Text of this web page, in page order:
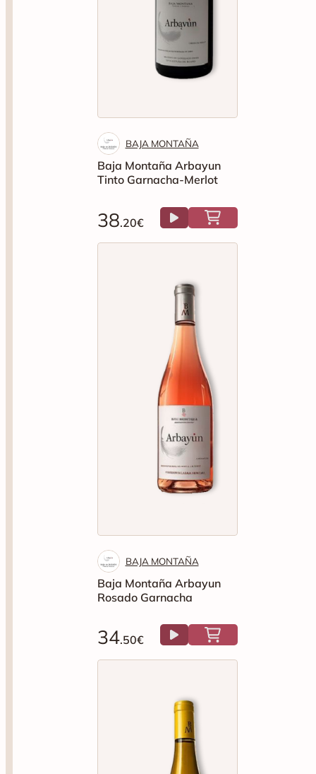
BAJA MONTAÑA
Baja Montaña Arbayun
Tinto Garnacha-Merlot
38.20€
BAJA MONTAÑA
Baja Montaña Arbayun
Rosado Garnacha
34.50€